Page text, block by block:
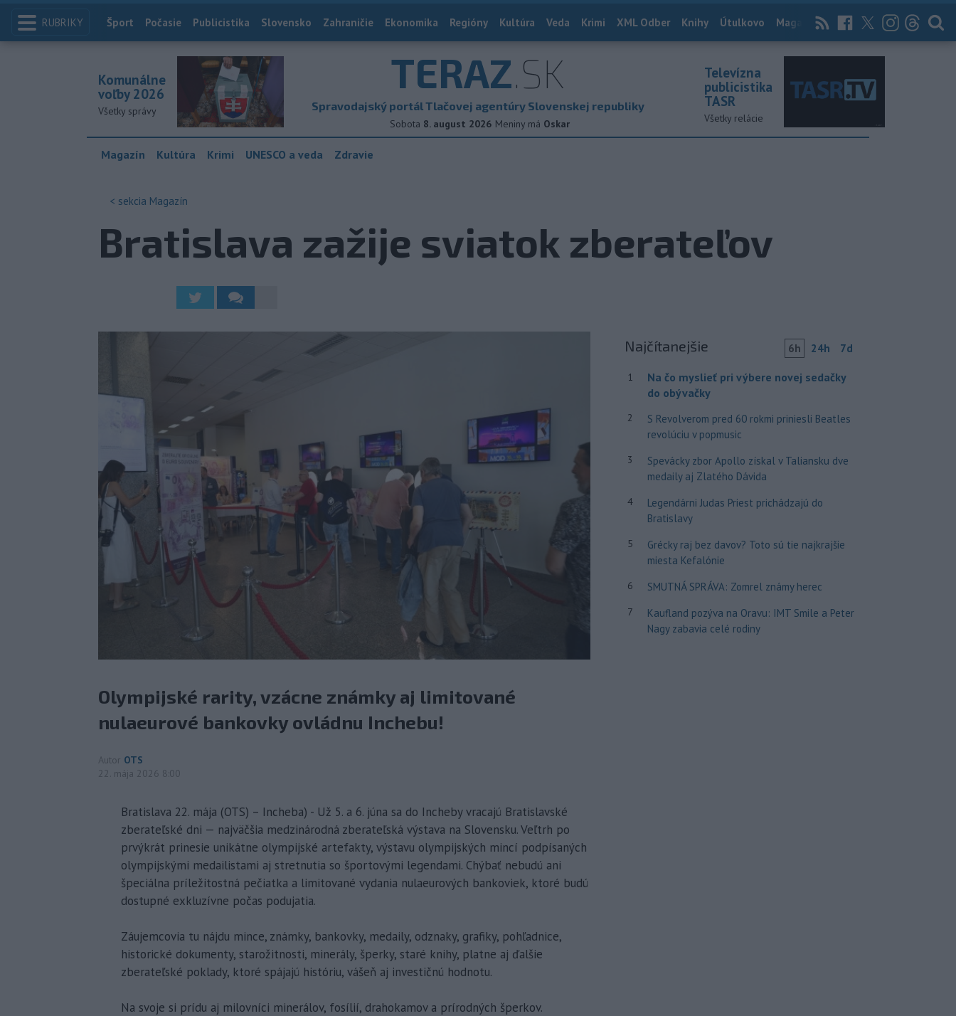
RUBRIKY Index
Šport Počasie Publicistika Slovensko Zahraničie Ekonomika Regióny Kultúra Veda Krimi XML Odber Knihy Útulkovo Magazín News Now Archív
TERAZ.SK
Spravodajský portál Tlačovej agentúry Slovenskej republiky
Sobota 8. august 2026 Meniny má Oskar
Komunálne
voľby 2026
Všetky správy
Televízna
publicistika
TASR
Všetky relácie
Magazín Kultúra Krimi UNESCO a veda Zdravie
< sekcia Magazín
Bratislava zažije sviatok zberateľov
Olympijské rarity, vzácne známky aj limitované
nulaeurové bankovky ovládnu Inchebu!
Autor OTS
22. mája 2026 8:00
Bratislava 22. mája (OTS) – Incheba) - Už 5. a 6. júna sa do Incheby vracajú Bratislavské
zberateľské dni — najväčšia medzinárodná zberateľská výstava na Slovensku. Veľtrh po
prvýkrát prinesie unikátne olympijské artefakty, výstavu olympijských mincí podpísaných
olympijskými medailistami aj stretnutia so športovými legendami. Chýbať nebudú ani
špeciálna príležitostná pečiatka a limitované vydania nulaeurových bankoviek, ktoré budú
dostupné exkluzívne počas podujatia.
Záujemcovia tu nájdu mince, známky, bankovky, medaily, odznaky, grafiky, pohľadnice,
historické dokumenty, starožitnosti, minerály, šperky, staré knihy, platne aj ďalšie
zberateľské poklady, ktoré spájajú históriu, vášeň aj investičnú hodnotu.
Na svoje si prídu aj milovníci minerálov, fosílií, drahokamov a prírodných šperkov.
Najčítanejšie 6h 24h 7d
1
Na čo myslieť pri výbere novej sedačky
do obývačky
2
S Revolverom pred 60 rokmi priniesli Beatles
revolúciu v popmusic
3
Spevácky zbor Apollo získal v Taliansku dve
medaily aj Zlatého Dávida
4
Legendárni Judas Priest prichádzajú do
Bratislavy
5
Grécky raj bez davov? Toto sú tie najkrajšie
miesta Kefalónie
6 SMUTNÁ SPRÁVA: Zomrel známy herec
7
Kaufland pozýva na Oravu: IMT Smile a Peter
Nagy zabavia celé rodiny